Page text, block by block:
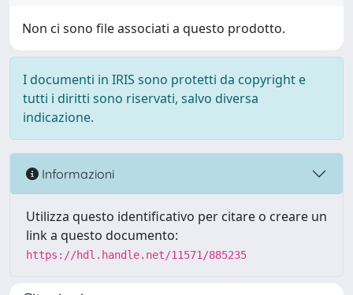
Non ci sono file associati a questo prodotto.
I documenti in IRIS sono protetti da copyright e
tutti i diritti sono riservati, salvo diversa
indicazione.
Informazioni
Utilizza questo identificativo per citare o creare un
link a questo documento:
https://hdl.handle.net/11571/885235